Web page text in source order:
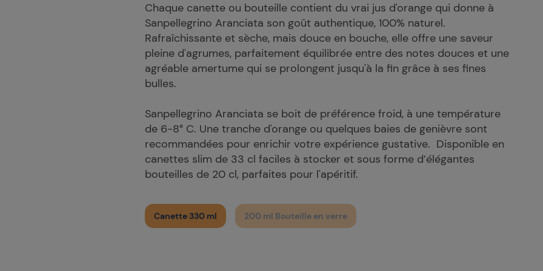
Chaque canette ou bouteille contient du vrai jus d'orange qui donne à
Sanpellegrino Aranciata son goût authentique, 100% naturel.
Rafraîchissante et sèche, mais douce en bouche, elle offre une saveur
pleine d'agrumes, parfaitement équilibrée entre des notes douces et une
agréable amertume qui se prolongent jusqu'à la fin grâce à ses fines
bulles.
Sanpellegrino Aranciata se boit de préférence froid, à une température
de 6-8° C. Une tranche d'orange ou quelques baies de genièvre sont
recommandées pour enrichir votre expérience gustative. Disponible en
canettes slim de 33 cl faciles à stocker et sous forme d’élégantes
bouteilles de 20 cl, parfaites pour l'apéritif.
Canette 330 ml 200 ml Bouteille en verre